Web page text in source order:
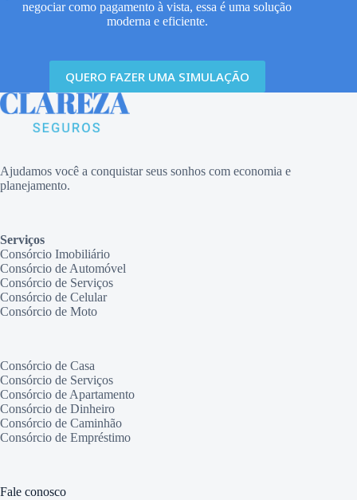
negociar como pagamento à vista, essa é uma solução
moderna e eficiente.
QUERO FAZER UMA SIMULAÇÃO
Ajudamos você a conquistar seus sonhos com economia e
planejamento.
Serviços
Consórcio Imobiliário
Consórcio de Automóvel
Consórcio de Serviços
Consórcio de Celular
Consórcio de Moto
Consórcio de Casa
Consórcio de Serviços
Consórcio de Apartamento
Consórcio de Dinheiro
Consórcio de Caminhão
Consórcio de Empréstimo
Fale conosco